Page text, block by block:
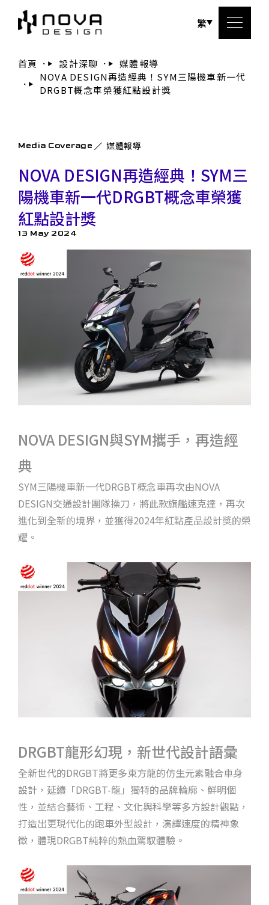
繁
首頁 設計深聊
媒體報導
NOVA DESIGN再造經典！SYM三陽機車新一代
DRGBT概念車榮獲紅點設計獎
Media Coverage 媒體報導
NOVA DESIGN再造經典！SYM三
陽機車新一代DRGBT概念車榮獲
紅點設計獎
13 May 2024
NOVA DESIGN與SYM攜手，再造經
典
SYM三陽機車新一代DRGBT概念車再次由NOVA
DESIGN交通設計團隊操刀，將此款旗艦速克達，再次
進化到全新的境界，並獲得2024年紅點產品設計獎的榮
耀。
DRGBT龍形幻現，新世代設計語彙
全新世代的DRGBT將更多東方龍的仿生元素融合車身
設計，延續「DRGBT-龍」獨特的品牌輪廓、鮮明個
性，並結合藝術、工程、文化與科學等多方設計觀點，
打造出更現代化的跑車外型設計，演譯速度的精神象
徵，體現DRGBT純粹的熱血駕馭體驗。